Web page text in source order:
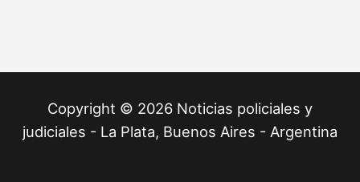
Copyright © 2026 Noticias policiales y
judiciales - La Plata, Buenos Aires - Argentina